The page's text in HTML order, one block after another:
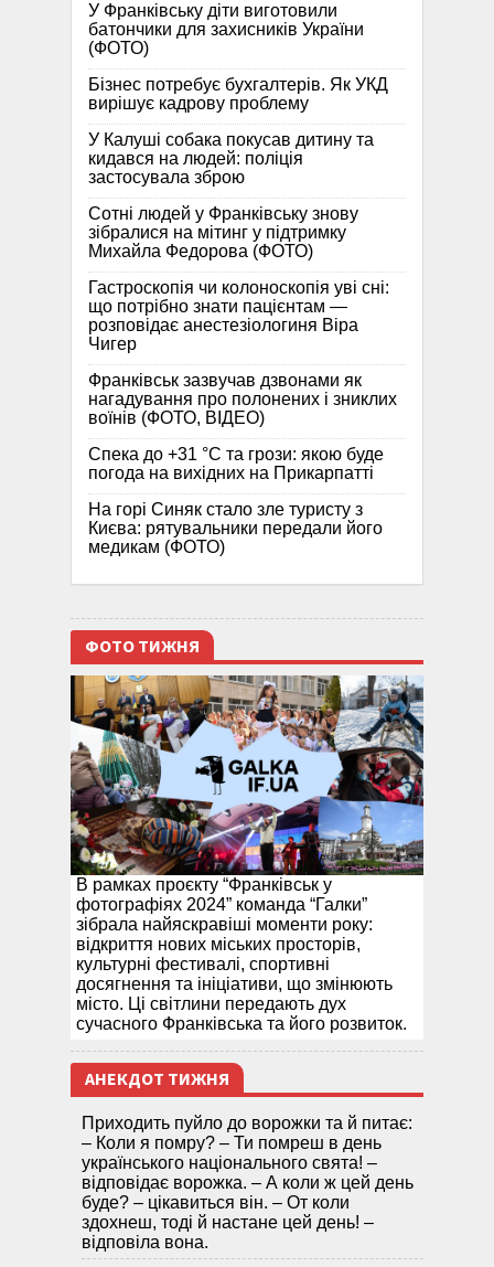
У Франківську діти виготовили
батончики для захисників України
(ФОТО)
Бізнес потребує бухгалтерів. Як УКД
вирішує кадрову проблему
У Калуші собака покусав дитину та
кидався на людей: поліція
застосувала зброю
Сотні людей у Франківську знову
зібралися на мітинг у підтримку
Михайла Федорова (ФОТО)
Гастроскопія чи колоноскопія уві сні:
що потрібно знати пацієнтам —
розповідає анестезіологиня Віра
Чигер
Франківськ зазвучав дзвонами як
нагадування про полонених і зниклих
воїнів (ФОТО, ВІДЕО)
Спека до +31 °C та грози: якою буде
погода на вихідних на Прикарпатті
На горі Синяк стало зле туристу з
Києва: рятувальники передали його
медикам (ФОТО)
ФОТО ТИЖНЯ
В рамках проєкту “Франківськ у
фотографіях 2024” команда “Галки”
зібрала найяскравіші моменти року:
відкриття нових міських просторів,
культурні фестивалі, спортивні
досягнення та ініціативи, що змінюють
місто. Ці світлини передають дух
сучасного Франківська та його розвиток.
АНЕКДОТ ТИЖНЯ
Приходить пуйло до ворожки та й питає:
– Коли я помру? – Ти помреш в день
українського національного свята! –
відповідає ворожка. – А коли ж цей день
буде? – цікавиться він. – От коли
здохнеш, тоді й настане цей день! –
відповіла вона.